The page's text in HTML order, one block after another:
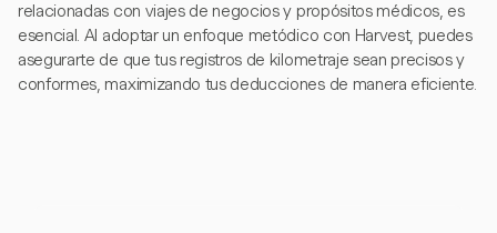
relacionadas con viajes de negocios y propósitos médicos, es
esencial. Al adoptar un enfoque metódico con Harvest, puedes
asegurarte de que tus registros de kilometraje sean precisos y
conformes, maximizando tus deducciones de manera eficiente.